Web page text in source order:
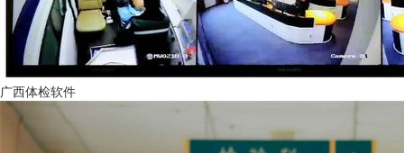
广西体检软件